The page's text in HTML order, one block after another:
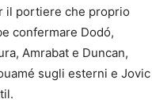
il portiere che proprio
confermare Dodó,
Amrabat e Duncan,
sugli esterni e Jovic